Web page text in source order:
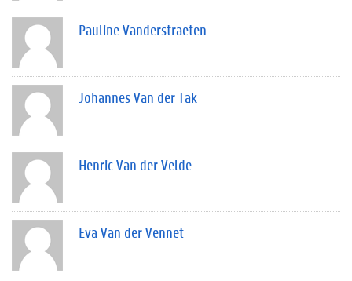
Pauline Vanderstraeten
Johannes Van der Tak
Henric Van der Velde
Eva Van der Vennet